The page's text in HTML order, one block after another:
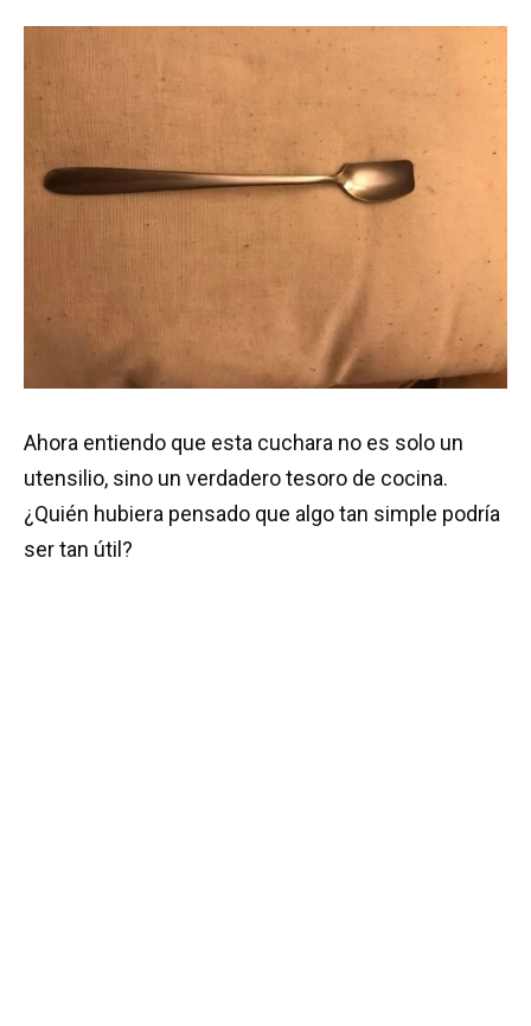
Ahora entiendo que esta cuchara no es solo un
utensilio, sino un verdadero tesoro de cocina.
¿Quién hubiera pensado que algo tan simple podría
ser tan útil?